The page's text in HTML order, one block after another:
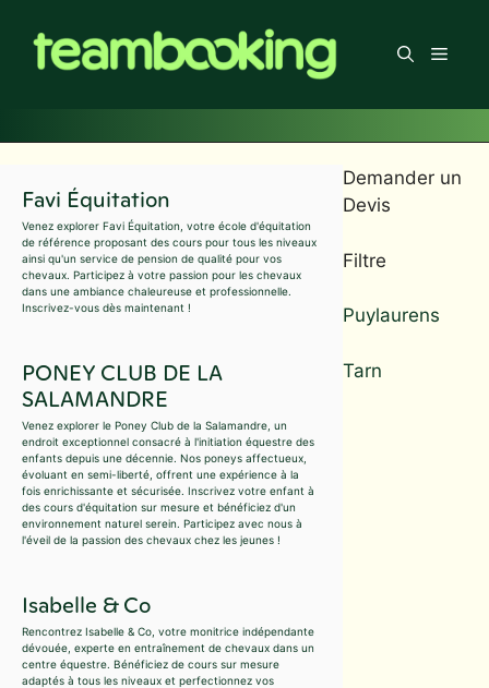
contenu
Menu
Favi Équitation
Venez explorer Favi Équitation, votre école d'équitation
de référence proposant des cours pour tous les niveaux
ainsi qu'un service de pension de qualité pour vos
chevaux. Participez à votre passion pour les chevaux
dans une ambiance chaleureuse et professionnelle.
Inscrivez-vous dès maintenant !
PONEY CLUB DE LA
SALAMANDRE
Venez explorer le Poney Club de la Salamandre, un
endroit exceptionnel consacré à l'initiation équestre des
enfants depuis une décennie. Nos poneys affectueux,
évoluant en semi-liberté, offrent une expérience à la
fois enrichissante et sécurisée. Inscrivez votre enfant à
des cours d'équitation sur mesure et bénéficiez d'un
environnement naturel serein. Participez avec nous à
l'éveil de la passion des chevaux chez les jeunes !
Isabelle & Co
Rencontrez Isabelle & Co, votre monitrice indépendante
dévouée, experte en entraînement de chevaux dans un
centre équestre. Bénéficiez de cours sur mesure
adaptés à tous les niveaux et perfectionnez vos
Demander un
Devis
Filtre
Puylaurens
Tarn